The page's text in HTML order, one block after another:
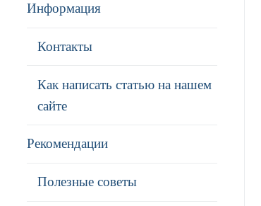
Информация
Контакты
Как написать статью на нашем
сайте
Рекомендации
Полезные советы